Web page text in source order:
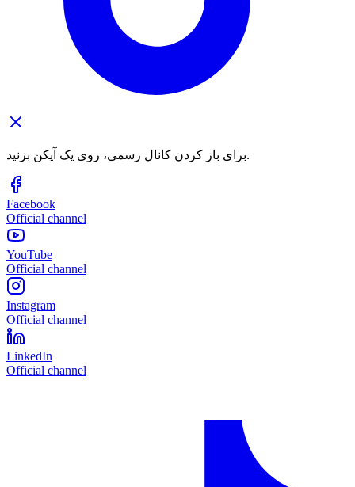
برای باز کردن کانال رسمی، روی یک آیکن بزنید.
Facebook
Official channel
YouTube
Official channel
Instagram
Official channel
LinkedIn
Official channel